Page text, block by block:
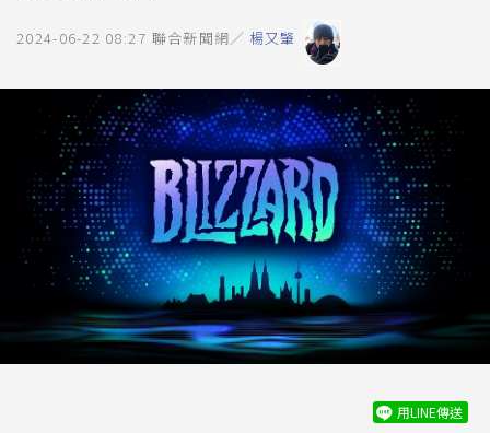
2024-06-22 08:27 聯合新聞網／ 楊又肇
用LINE傳送